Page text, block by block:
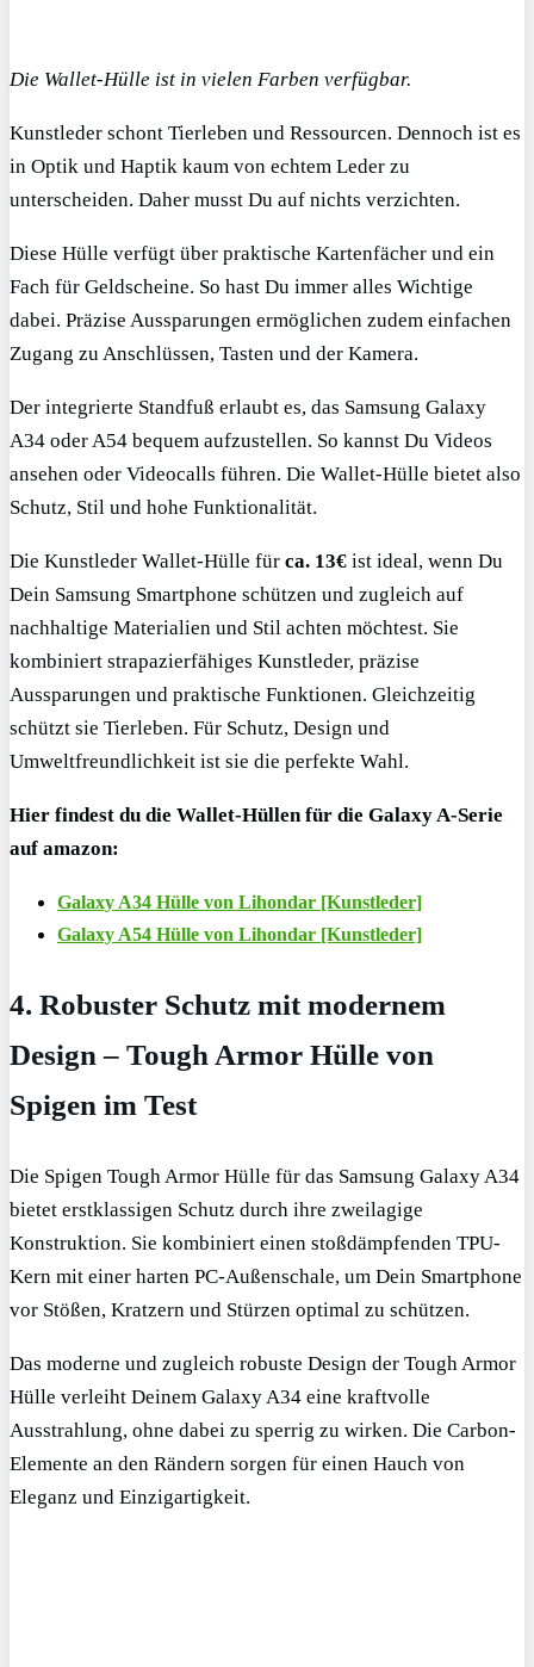
Die Wallet-Hülle ist in vielen Farben verfügbar.
Kunstleder schont Tierleben und Ressourcen. Dennoch ist es
in Optik und Haptik kaum von echtem Leder zu
unterscheiden. Daher musst Du auf nichts verzichten.
Diese Hülle verfügt über praktische Kartenfächer und ein
Fach für Geldscheine. So hast Du immer alles Wichtige
dabei. Präzise Aussparungen ermöglichen zudem einfachen
Zugang zu Anschlüssen, Tasten und der Kamera.
Der integrierte Standfuß erlaubt es, das Samsung Galaxy
A34 oder A54 bequem aufzustellen. So kannst Du Videos
ansehen oder Videocalls führen. Die Wallet-Hülle bietet also
Schutz, Stil und hohe Funktionalität.
Die Kunstleder Wallet-Hülle für ca. 13€ ist ideal, wenn Du
Dein Samsung Smartphone schützen und zugleich auf
nachhaltige Materialien und Stil achten möchtest. Sie
kombiniert strapazierfähiges Kunstleder, präzise
Aussparungen und praktische Funktionen. Gleichzeitig
schützt sie Tierleben. Für Schutz, Design und
Umweltfreundlichkeit ist sie die perfekte Wahl.
Hier findest du die Wallet-Hüllen für die Galaxy A-Serie
auf amazon:
Galaxy A34 Hülle von Lihondar [Kunstleder]
Galaxy A54 Hülle von Lihondar [Kunstleder]
4. Robuster Schutz mit modernem
Design – Tough Armor Hülle von
Spigen im Test
Die Spigen Tough Armor Hülle für das Samsung Galaxy A34
bietet erstklassigen Schutz durch ihre zweilagige
Konstruktion. Sie kombiniert einen stoßdämpfenden TPU-
Kern mit einer harten PC-Außenschale, um Dein Smartphone
vor Stößen, Kratzern und Stürzen optimal zu schützen.
Das moderne und zugleich robuste Design der Tough Armor
Hülle verleiht Deinem Galaxy A34 eine kraftvolle
Ausstrahlung, ohne dabei zu sperrig zu wirken. Die Carbon-
Elemente an den Rändern sorgen für einen Hauch von
Eleganz und Einzigartigkeit.